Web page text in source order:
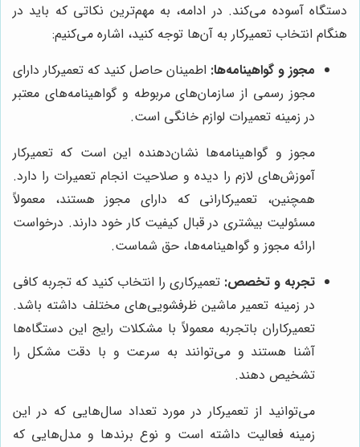
دستگاه آسوده می‌کند. در ادامه، به مهم‌ترین نکاتی که باید در
هنگام انتخاب تعمیرکار به آن‌ها توجه کنید، اشاره می‌کنیم:
مجوز و گواهینامه‌ها: اطمینان حاصل کنید که تعمیرکار دارای
مجوز رسمی از سازمان‌های مربوطه و گواهینامه‌های معتبر
در زمینه تعمیرات لوازم خانگی است.
مجوز و گواهینامه‌ها نشان‌دهنده این است که تعمیرکار
آموزش‌های لازم را دیده و صلاحیت انجام تعمیرات را دارد.
همچنین، تعمیرکارانی که دارای مجوز هستند، معمولاً
مسئولیت بیشتری در قبال کیفیت کار خود دارند. درخواست
ارائه مجوز و گواهینامه‌ها، حق شماست.
تجربه و تخصص: تعمیرکاری را انتخاب کنید که تجربه کافی
در زمینه تعمیر ماشین ظرفشویی‌های مختلف داشته باشد.
تعمیرکاران باتجربه معمولاً با مشکلات رایج این دستگاه‌ها
آشنا هستند و می‌توانند به سرعت و با دقت مشکل را
تشخیص دهند.
می‌توانید از تعمیرکار در مورد تعداد سال‌هایی که در این
زمینه فعالیت داشته است و نوع برندها و مدل‌هایی که